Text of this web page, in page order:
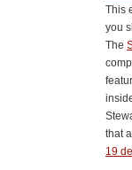
This
you
The
that
19